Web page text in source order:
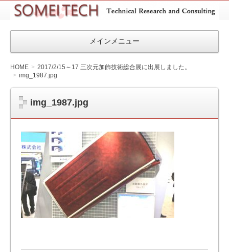
SOMEITEC
メインメニュー
HOME
2017/2/15～17 三次元加飾技術総合展に出展しました。
img_1987.jpg
img_1987.jpg